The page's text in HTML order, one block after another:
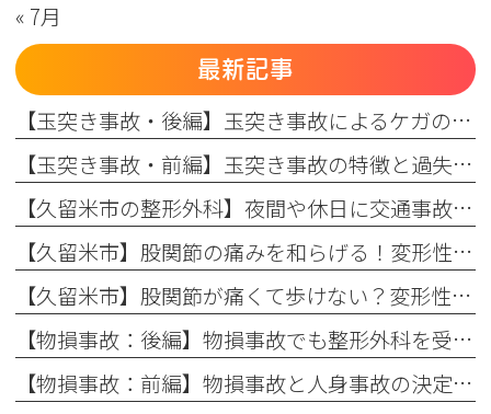
« 7月
最新記事
【玉突き事故・後編】玉突き事故によるケガの特徴と、後遺障害・弁護士特約の活用法
【玉突き事故・前編】玉突き事故の特徴と過失割合の仕組み、自賠責保険・任意保険の適用ルール
【久留米市の整形外科】夜間や休日に交通事故に遭った場合の対処法：初動対応と翌日受診のメリット
【久留米市】股関節の痛みを和らげる！変形性股関節症の保存療法とリハビリの効果（変形性股関節症：後編）
【久留米市】股関節が痛くて歩けない？変形性股関節症の初期症状と原因を専門医が解説（変形性股関節症：前編）
【物損事故：後編】物損事故でも整形外科を受診すべき理由とは？知っておきたい保険と補償の知識
【物損事故：前編】物損事故と人身事故の決定的な違いとは？交通事故後の正しい対応